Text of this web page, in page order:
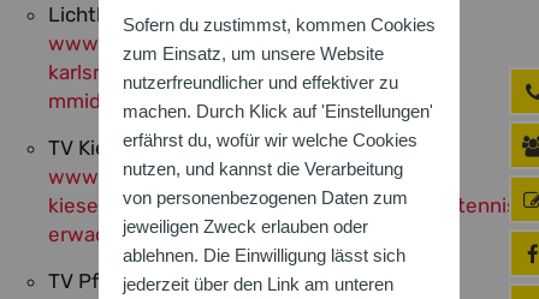
Sofern du zustimmst, kommen Cookies
zum Einsatz, um unsere Website
nutzerfreundlicher und effektiver zu
machen. Durch Klick auf 'Einstellungen'
erfährst du, wofür wir welche Cookies
nutzen, und kannst die Verarbeitung
von personenbezogenen Daten zum
jeweiligen Zweck erlauben oder
ablehnen. Die Einwilligung lässt sich
jederzeit über den Link am unteren
Lichtbund Karlsruhe
www.lichtbund-
karlsruhe.de/cms/iwebs/default.aspx?
mmid=9361&smid=32666
TV Kieselbronn
www.tv-
kieselbronn.de/sport/wettkampfsport/ringtennis-
erwachsene
TV Pforzheim